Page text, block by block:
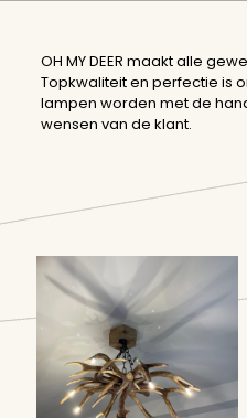
OH MY DEER maakt alle
Topkwaliteit en perfectie is
lampen worden met de
wensen van de klant.